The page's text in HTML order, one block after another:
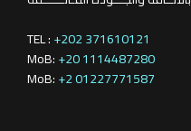
TEL :+202 371610121
MoB:+20 1114487280
MoB:+2 01227771587